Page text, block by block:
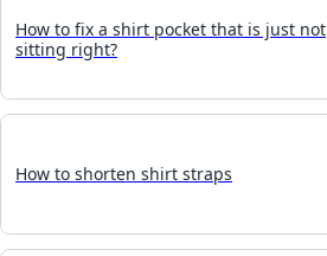
How to fix a shirt pocket that is just not
sitting right?
How to shorten shirt straps